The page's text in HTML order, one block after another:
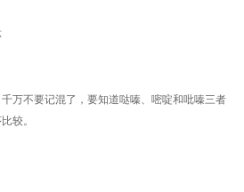
万不要记混了，要知道哒嗪、嘧啶和吡嗪三者
较。